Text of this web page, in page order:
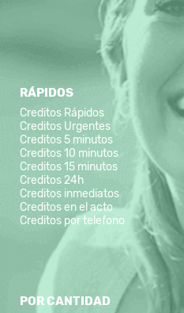
RÁPIDOS
Creditos Rápidos
Creditos Urgentes
Creditos 5 minutos
Creditos 10 minutos
Creditos 15 minutos
Creditos 24h
Creditos inmediatos
Creditos en el acto
Creditos por telefono
POR CANTIDAD